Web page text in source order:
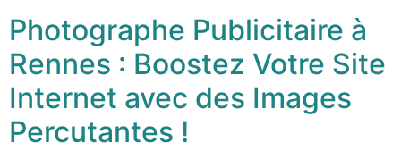
Photographe Publicitaire à
Rennes : Boostez Votre Site
Internet avec des Images
Percutantes !